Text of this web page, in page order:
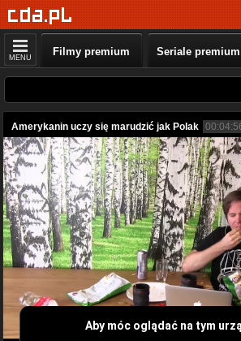
MENU Filmy premium Seriale premium
Amerykanin uczy się marudzić jak Polak
Aby móc oglądać na tym